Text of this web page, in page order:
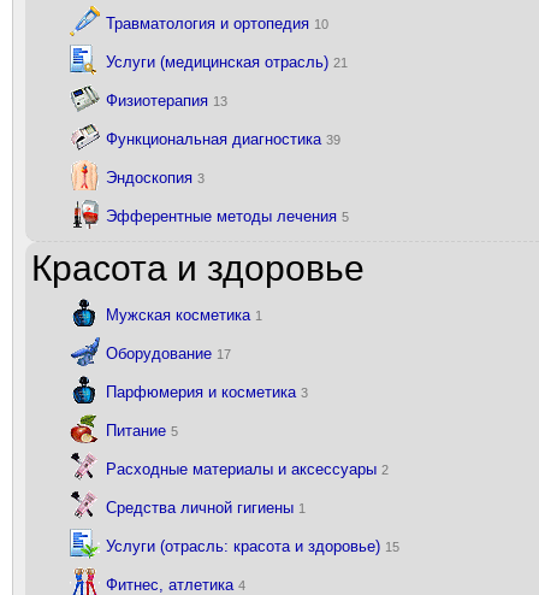
Травматология и ортопедия 10
Услуги (медицинская отрасль) 21
Физиотерапия 13
Функциональная диагностика 39
Эндоскопия 3
Эфферентные методы лечения 5
Красота и здоровье
Мужская косметика 1
Оборудование 17
Парфюмерия и косметика 3
Питание 5
Расходные материалы и аксессуары 2
Средства личной гигиены 1
Услуги (отрасль: красота и здоровье) 15
Фитнес, атлетика 4